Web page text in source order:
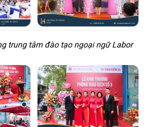
trung tâm đào tạo ngoại ngữ Labor